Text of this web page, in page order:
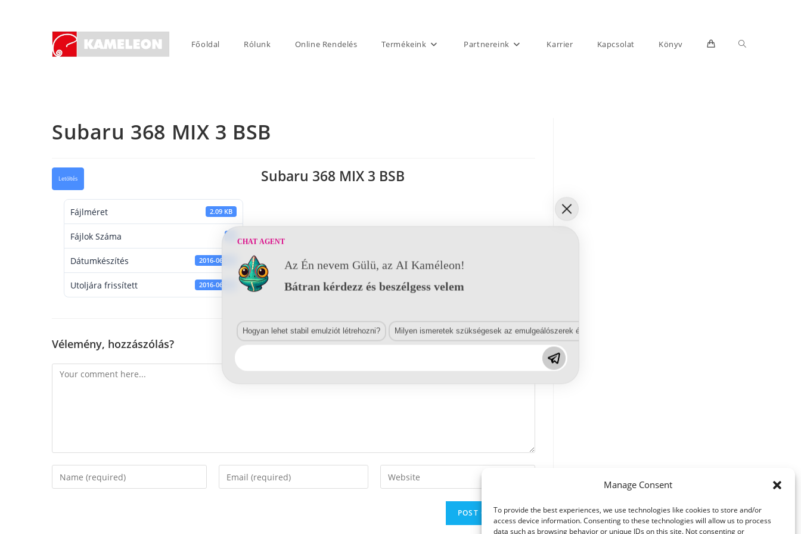
Manage Consent
To provide the best experiences, we use technologies like cookies to store and/or
access device information. Consenting to these technologies will allow us to process
data such as browsing behavior or unique IDs on this site. Not consenting or
Főoldal Rólunk Online Rendelés Termékeink Partnereink Karrier Kapcsolat Könyv Toggle
Subaru 368 MIX 3 BSB
Letöltés
Fájlméret 2.09 KB
Fájlok Száma
Dátumkészítés 2016-06-20
Utoljára frissített 2016-06-20
Subaru 368 MIX 3 BSB
Vélemény, hozzászólás?
Comment
Enter
your
Enter
your
Enter
your
CHAT AGENT
Az Én nevem Gülü, az AI Kaméleon!
Bátran kérdezz és beszélgess velem
Hogyan lehet stabil emulziót létrehozni? Milyen ismeretek szükségesek az emulgeálószerek és diszpergálószerek terén?